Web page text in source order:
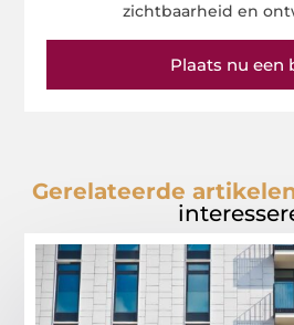
zichtbaarheid en
Plaats nu een
Gerelateerde